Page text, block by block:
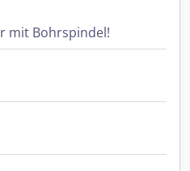
mit Bohrspindel!